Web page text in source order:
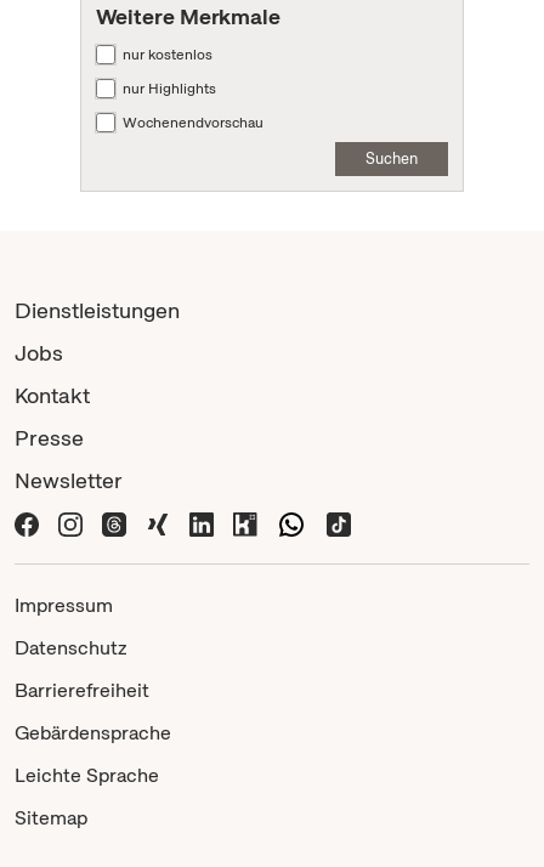
Weitere Merkmale
nur kostenlos
nur Highlights
Wochenendvorschau
Suchen
Dienstleistungen
Jobs
Kontakt
Presse
Newsletter
Impressum
Datenschutz
Barrierefreiheit
Gebärdensprache
Leichte Sprache
Sitemap